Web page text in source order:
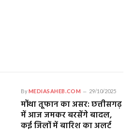
ByMEDIASAHEB.COM 29/10/2025
मोंथा तूफान का असर: छत्तीसगढ़
में आज जमकर बरसेंगे बादल,
कई जिलों में बारिश का अलर्ट